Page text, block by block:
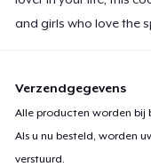
and girls who love the
Verzendgegevens
Alle producten worden bij
Als u nu besteld, worden
verstuurd.